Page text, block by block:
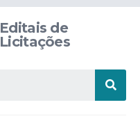
Editais de
Licitações